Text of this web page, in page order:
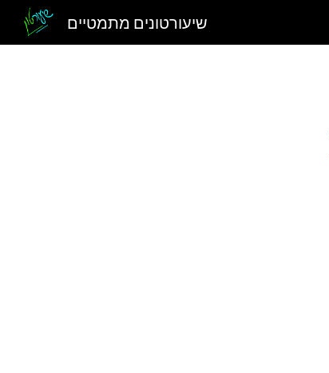
שיעורטונים מתמטיים